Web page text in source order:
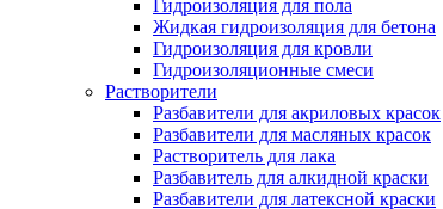
Гидроизоляция для пола
Жидкая гидроизоляция для бетона
Гидроизоляция для кровли
Гидроизоляционные смеси
Растворители
Разбавители для акриловых красок
Разбавители для масляных красок
Растворитель для лака
Разбавитель для алкидной краски
Разбавители для латексной краски